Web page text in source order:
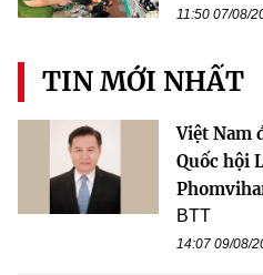
11:50 07/08/
TIN MỚI NHẤT
Việt Nam
Quốc hội
BTT
14:07 09/08/